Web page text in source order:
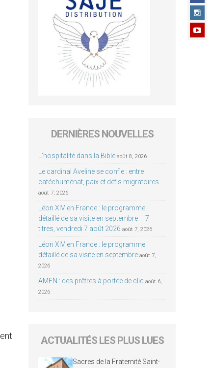
DERNIÈRES NOUVELLES
L’hospitalité dans la Bible août 8, 2026
Le cardinal Aveline se confie : entre
catéchuménat, paix et défis migratoires
août 7, 2026
Léon XIV en France : le programme
détaillé de sa visite en septembre – 7
titres, vendredi 7 août 2026 août 7, 2026
Léon XIV en France : le programme
détaillé de sa visite en septembre août 7,
2026
AMEN : des prêtres à portée de clic août 6,
2026
ACTUALITÉS LES PLUS LUES
Sacres de la Fraternité Saint-